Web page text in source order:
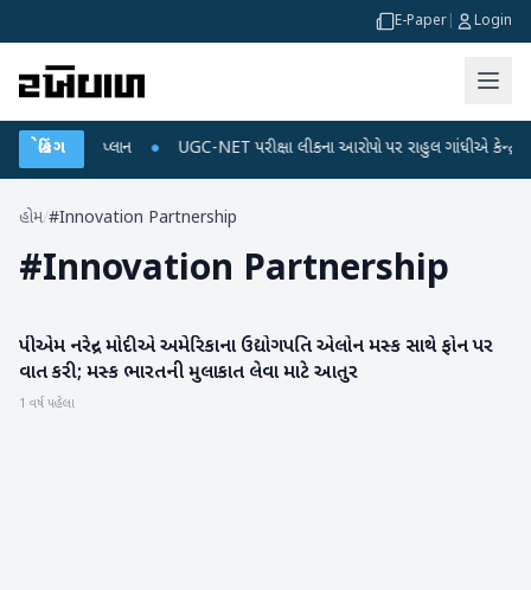
E-Paper Login
બ્રેકિંગ
અને ડેટા પ્લાન ● UGC-NET પરીક્ષા લીકના આરોપો પર રાહુલ ગાંધીએ કેન્દ્ર પર
હોમ/#Innovation Partnership
#Innovation Partnership
રાષ્ટ્રીય
પીએમ નરેન્દ્ર મોદીએ અમેરિકાના ઉદ્યોગપતિ એલોન મસ્ક સાથે ફોન પર
વાત કરી; મસ્ક ભારતની મુલાકાત લેવા માટે આતુર
1 વર્ષ પહેલા